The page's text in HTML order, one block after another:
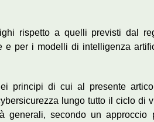
rispetto a quelli previsti dal
e per i modelli di intelligenza
principi di cui al presente
lungo tutto il ciclo di
secondo un approccio